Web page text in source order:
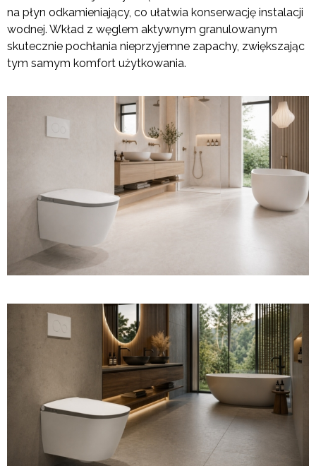
na płyn odkamieniający, co ułatwia konserwację instalacji
wodnej. Wkład z węglem aktywnym granulowanym
skutecznie pochłania nieprzyjemne zapachy, zwiększając
tym samym komfort użytkowania.